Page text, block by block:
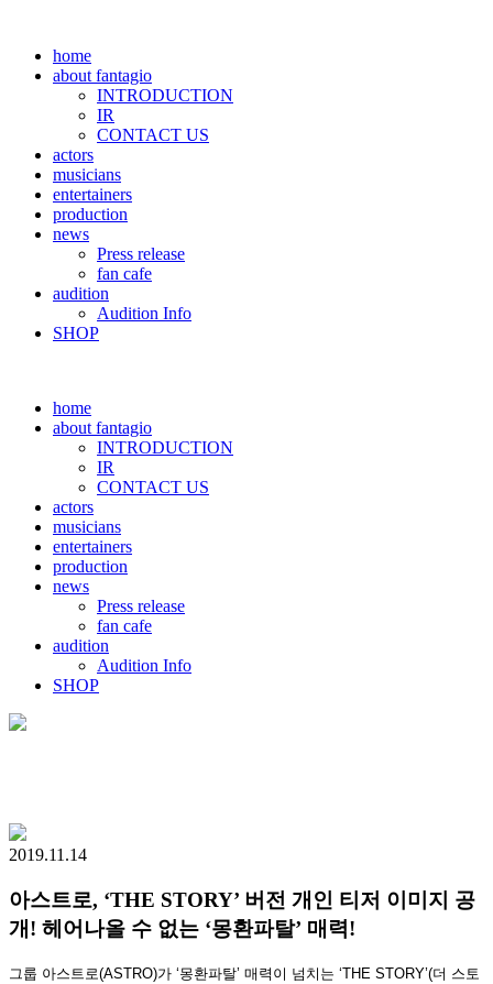
home
about fantagio
INTRODUCTION
IR
CONTACT US
actors
musicians
entertainers
production
news
Press release
fan cafe
audition
Audition Info
SHOP
home
about fantagio
INTRODUCTION
IR
CONTACT US
actors
musicians
entertainers
production
news
Press release
fan cafe
audition
Audition Info
SHOP
2019.11.14
아스트로, ‘THE STORY’ 버전 개인 티저 이미지 공
개! 헤어나올 수 없는 ‘몽환파탈’ 매력!
그룹 아스트로(ASTRO)가 ‘몽환파탈’ 매력이 넘치는 ‘THE STORY’(더 스토